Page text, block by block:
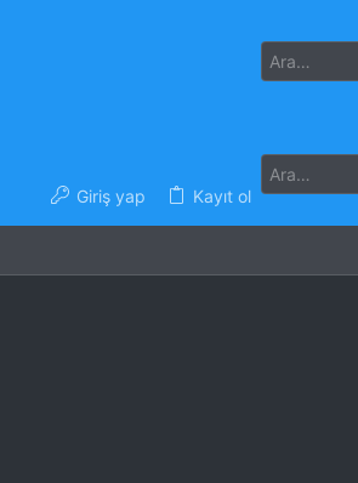
Giriş yap Kayıt ol